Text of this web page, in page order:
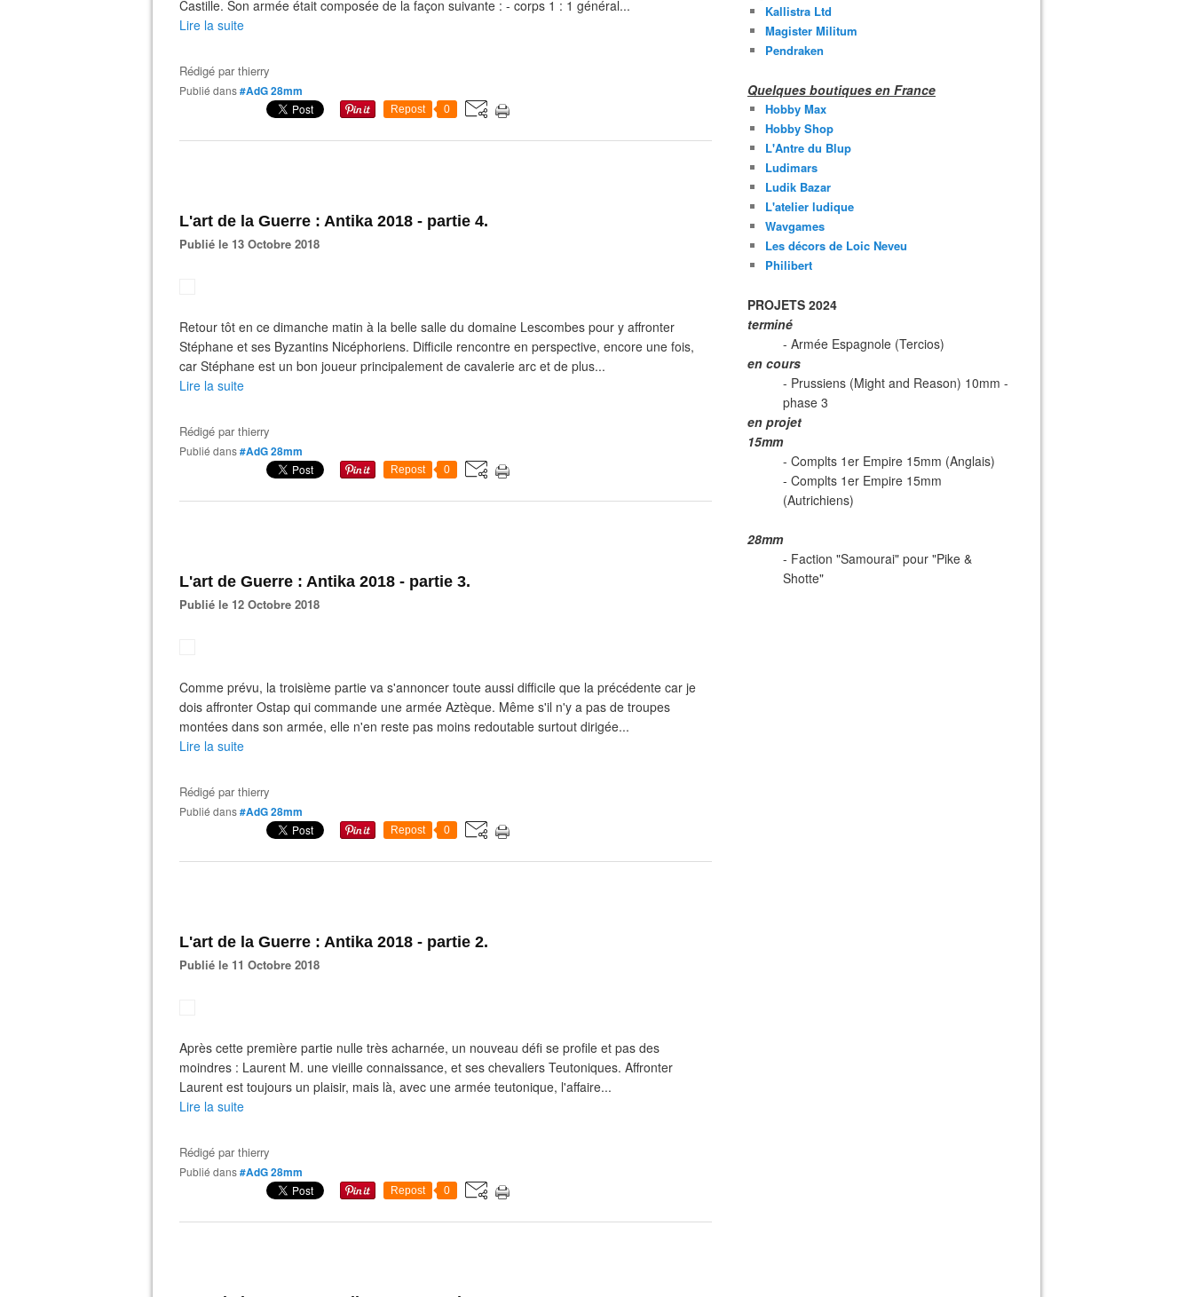
Castille. Son armée était composée de la façon suivante : - corps 1 : 1 général...
Lire la suite
Rédigé parthierry
Publié dans#AdG 28mm
Repost 0
L'art de la Guerre : Antika 2018 - partie 4.
Publié le 13 Octobre 2018
Retour tôt en ce dimanche matin à la belle salle du domaine Lescombes pour y affronter
Stéphane et ses Byzantins Nicéphoriens. Difficile rencontre en perspective, encore une fois,
car Stéphane est un bon joueur principalement de cavalerie arc et de plus...
Lire la suite
Rédigé parthierry
Publié dans#AdG 28mm
Repost 0
L'art de Guerre : Antika 2018 - partie 3.
Publié le 12 Octobre 2018
Comme prévu, la troisième partie va s'annoncer toute aussi difficile que la précédente car je
dois affronter Ostap qui commande une armée Aztèque. Même s'il n'y a pas de troupes
montées dans son armée, elle n'en reste pas moins redoutable surtout dirigée...
Lire la suite
Rédigé parthierry
Publié dans#AdG 28mm
Repost 0
L'art de la Guerre : Antika 2018 - partie 2.
Publié le 11 Octobre 2018
Après cette première partie nulle très acharnée, un nouveau défi se profile et pas des
moindres : Laurent M. une vieille connaissance, et ses chevaliers Teutoniques. Affronter
Laurent est toujours un plaisir, mais là, avec une armée teutonique, l'affaire...
Lire la suite
Rédigé parthierry
Publié dans#AdG 28mm
Repost 0
Kallistra Ltd
Magister Militum
Pendraken
Quelques boutiques en France
Hobby Max
Hobby Shop
L'Antre du Blup
Ludimars
Ludik Bazar
L'atelier ludique
Wavgames
Les décors de Loic Neveu
Philibert
PROJETS 2024
terminé
- Armée Espagnole (Tercios)
en cours
- Prussiens (Might and Reason) 10mm -
phase 3
en projet
15mm
- Complts 1er Empire 15mm (Anglais)
- Complts 1er Empire 15mm
(Autrichiens)
28mm
- Faction "Samourai" pour "Pike &
Shotte"